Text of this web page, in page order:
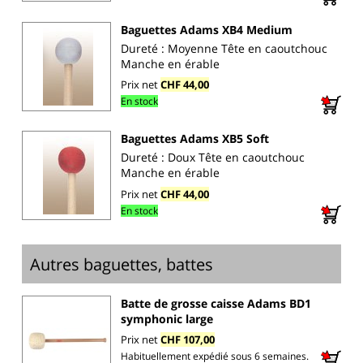
Baguettes Adams XB4 Medium
Dureté : Moyenne Tête en caoutchouc
Manche en érable
Prix netCHF 44,00
En stock
Baguettes Adams XB5 Soft
Dureté : Doux Tête en caoutchouc
Manche en érable
Prix netCHF 44,00
En stock
Autres baguettes, battes
Batte de grosse caisse Adams BD1
symphonic large
Prix netCHF 107,00
Habituellement expédié sous 6 semaines.